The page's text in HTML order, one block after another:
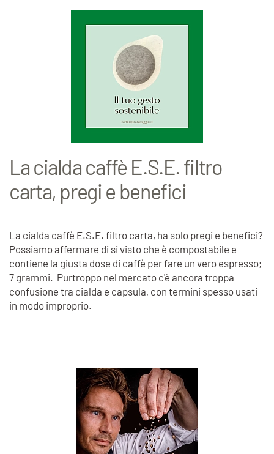
La cialda caffè E.S.E. filtro
carta, pregi e benefici
La cialda caffè E.S.E. filtro carta, ha solo pregi e benefici?
Possiamo affermare di si visto che è compostabile e
contiene la giusta dose di caffè per fare un vero espresso;
7 grammi. Purtroppo nel mercato c'è ancora troppa
confusione tra cialda e capsula, con termini spesso usati
in modo improprio.